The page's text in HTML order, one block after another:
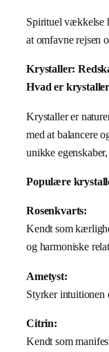
Spirituel vækkelse
at omfavne rejsen
Krystaller:
Hvad er
Krystaller er
med at balancere
unikke
Populære
Rosenkvarts:
Kendt som
og harmoniske
Ametyst:
Styrker
Citrin:
Kendt som